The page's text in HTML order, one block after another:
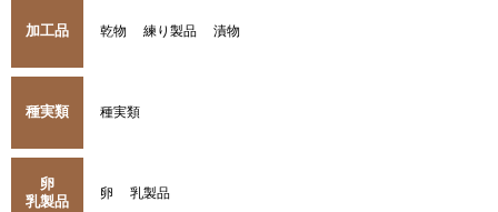
加工品 乾物 練り製品 漬物
種実類 種実類
卵
乳製品
卵 乳製品